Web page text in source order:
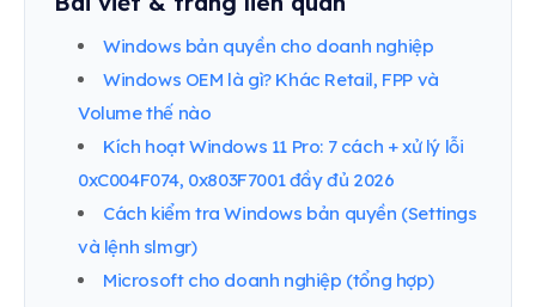
Windows bản quyền cho doanh nghiệp
Windows OEM là gì? Khác Retail, FPP và
Volume thế nào
Kích hoạt Windows 11 Pro: 7 cách + xử lý lỗi
0xC004F074, 0x803F7001 đầy đủ 2026
Cách kiểm tra Windows bản quyền (Settings
và lệnh slmgr)
Microsoft cho doanh nghiệp (tổng hợp)